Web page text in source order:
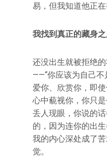
易，但我知道他正在
我找到真正的藏身
还没出生就被拒绝
——“你应该为自己不
爱你、欣赏你，即
心中藐视你，你只
丢人现眼，你说的
的，因为连你的出
我的内心深处成了
觉。